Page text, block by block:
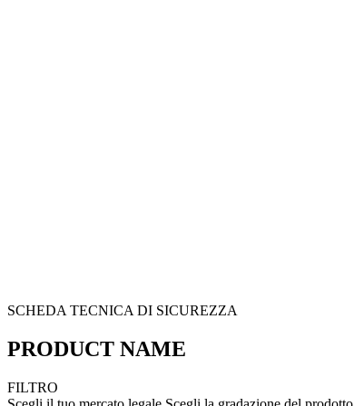
SCHEDA TECNICA DI SICUREZZA
PRODUCT NAME
FILTRO